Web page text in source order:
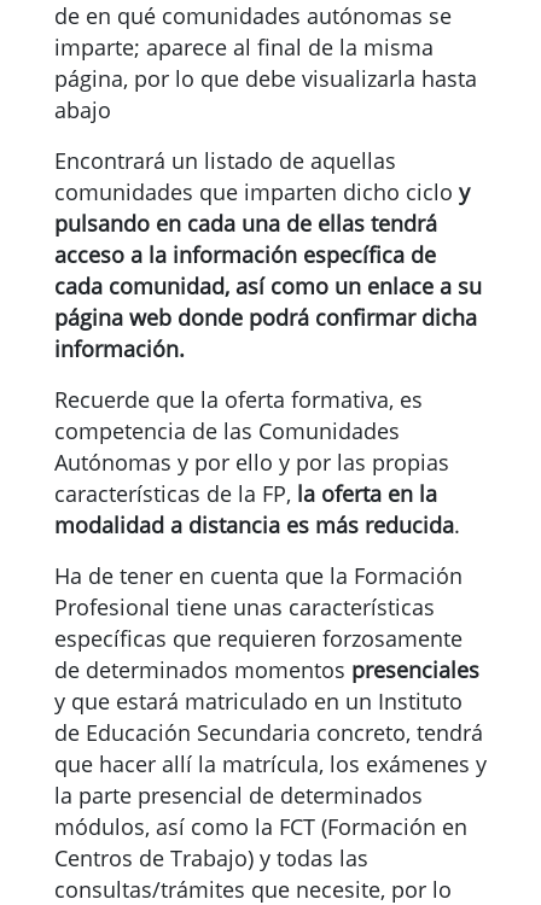
de en qué comunidades autónomas se
imparte; aparece al final de la misma
página, por lo que debe visualizarla hasta
abajo
Encontrará un listado de aquellas
comunidades que imparten dicho ciclo y
pulsando en cada una de ellas tendrá
acceso a la información específica de
cada comunidad, así como un enlace a su
página web donde podrá confirmar dicha
información.
Recuerde que la oferta formativa, es
competencia de las Comunidades
Autónomas y por ello y por las propias
características de la FP, la oferta en la
modalidad a distancia es más reducida.
Ha de tener en cuenta que la Formación
Profesional tiene unas características
específicas que requieren forzosamente
de determinados momentos presenciales
y que estará matriculado en un Instituto
de Educación Secundaria concreto, tendrá
que hacer allí la matrícula, los exámenes y
la parte presencial de determinados
módulos, así como la FCT (Formación en
Centros de Trabajo) y todas las
consultas/trámites que necesite, por lo